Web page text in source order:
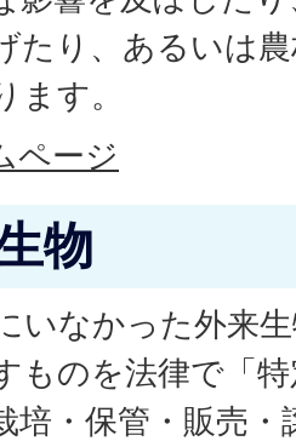
たり、あるいは
ます。
ページ
物
いなかった外来
ものを法律で「
培・保管・販売